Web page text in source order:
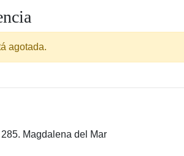
agotada.
Magdalena del Mar